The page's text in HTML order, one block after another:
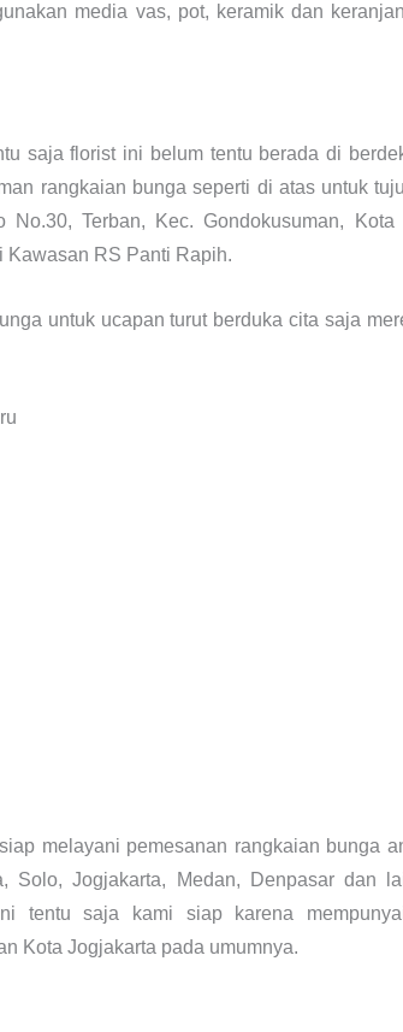
media vas, pot, keramik dan
saja florist ini belum tentu berada di
rangkaian bunga seperti di atas untuk
Terban, Kec. Gondokusuman, Kota
Kawasan RS Panti Rapih.
untuk ucapan turut berduka cita saja
melayani pemesanan rangkaian bunga
Solo, Jogjakarta, Medan, Denpasar dan
tentu saja kami siap karena
Kota Jogjakarta pada umumnya.